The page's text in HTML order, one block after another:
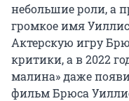
небольшие роли, а
громкое имя
Актерскую игру
критики, а в 2022
малина» даже
фильм Брюса